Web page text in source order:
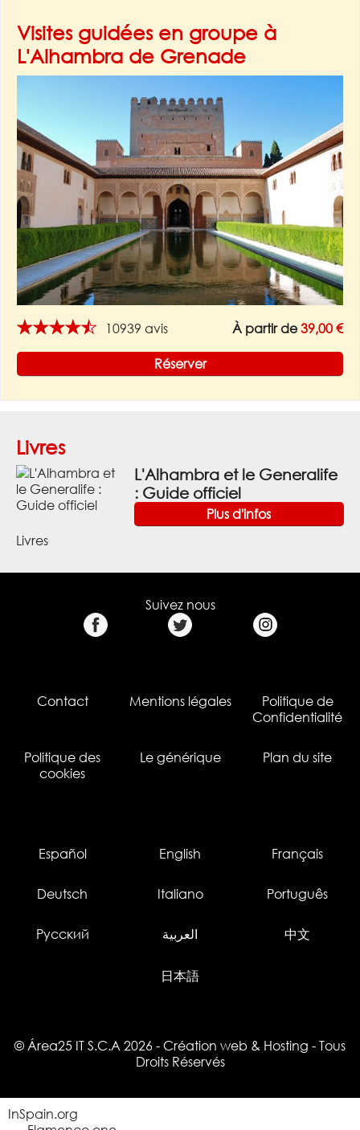
Visites guidées en groupe à
L'Alhambra de Grenade
★★★★★ 10939 avis À partir de39,00 €
Réserver
Livres
L'Alhambra et le Generalife
: Guide officiel
Plus d'infos
Livres
Suivez nous
Contact Mentions légales
Politique de
Confidentialité
Politique des
cookies
Le générique Plan du site
Español English Français
Deutsch Italiano Português
Русский العربية 中文
日本語
© Área25 IT S.C.A 2026 - Création web & Hosting - Tous
Droits Réservés
InSpain.org